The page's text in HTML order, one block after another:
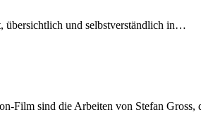
übersichtlich und selbstverständlich in…
Film sind die Arbeiten von Stefan